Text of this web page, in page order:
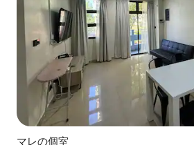
マレの個室